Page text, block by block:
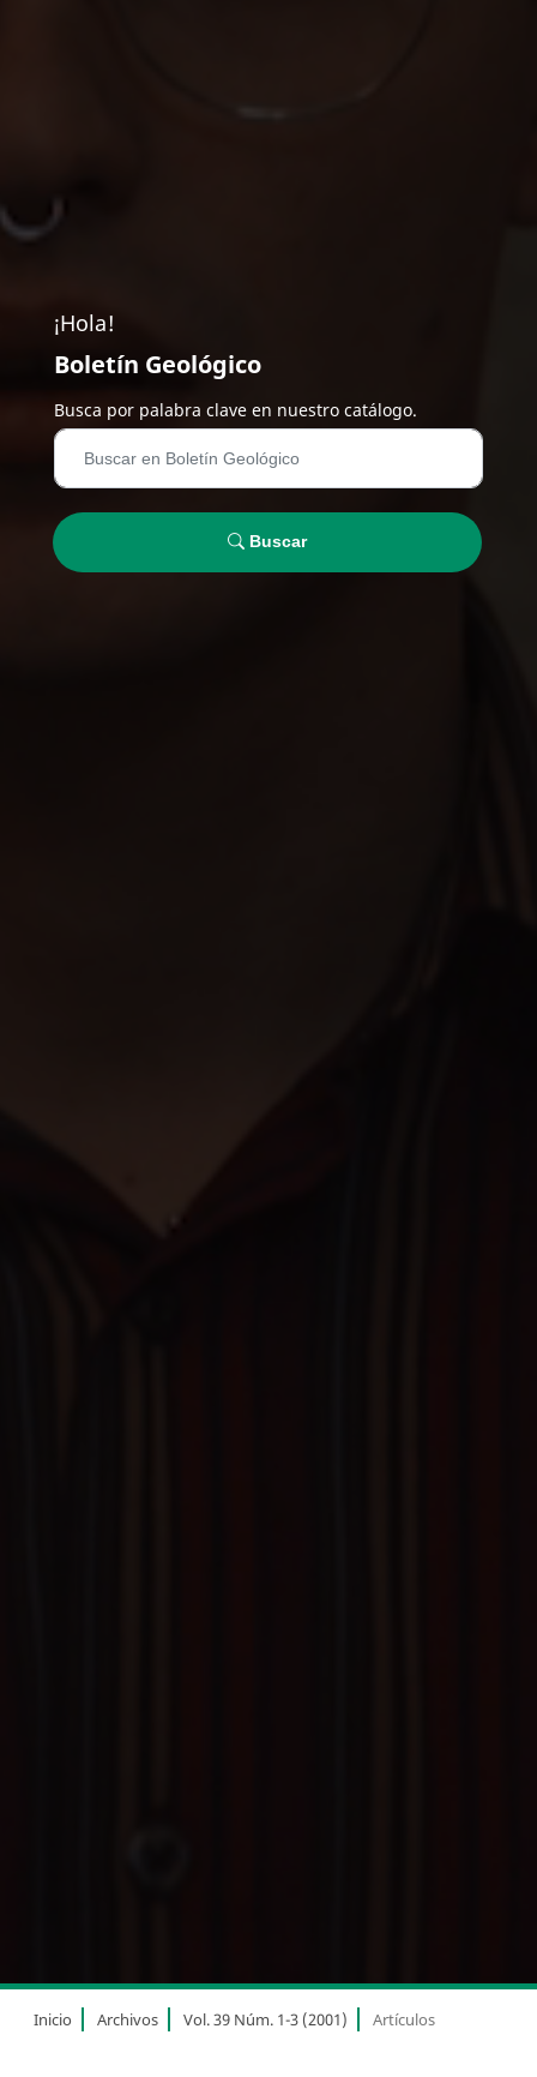
¡Hola!
Boletín Geológico
Busca por palabra clave en nuestro catálogo.
Buscar
Inicio Archivos Vol. 39 Núm. 1-3 (2001) Artículos